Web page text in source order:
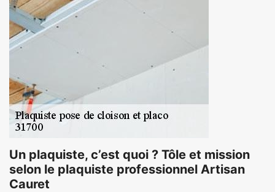
Un plaquiste, c’est quoi ? Tôle et mission
selon le plaquiste professionnel Artisan
Cauret